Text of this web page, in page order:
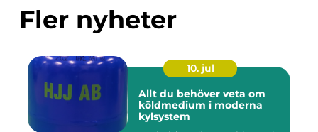
Fler nyheter
10. jul
Allt du behöver veta om
köldmedium i moderna
kylsystem